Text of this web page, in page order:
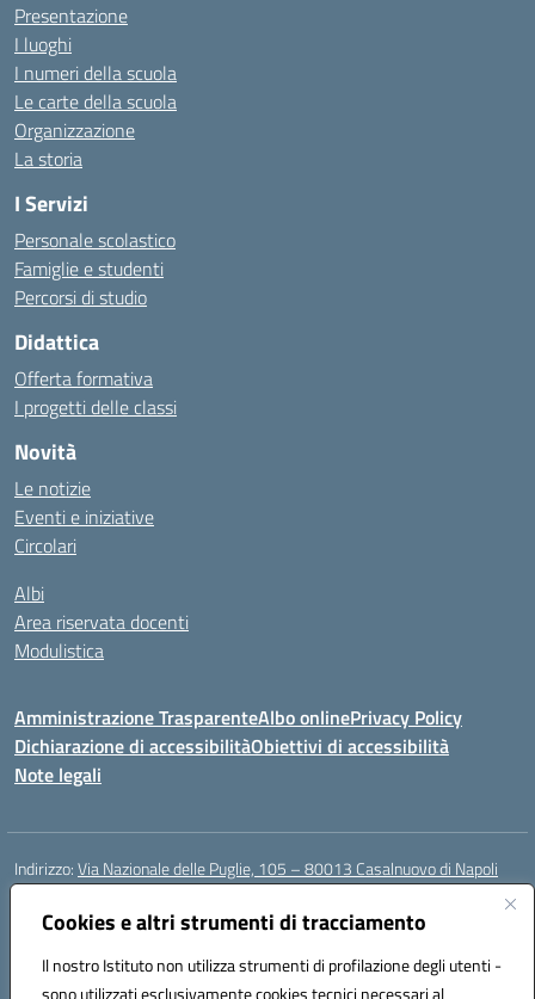
Cookies e altri strumenti di tracciamento
Il nostro Istituto non utilizza strumenti di profilazione degli utenti -
sono utilizzati esclusivamente cookies tecnici necessari al
Presentazione
I luoghi
I numeri della scuola
Le carte della scuola
Organizzazione
La storia
I Servizi
Personale scolastico
Famiglie e studenti
Percorsi di studio
Didattica
Offerta formativa
I progetti delle classi
Novità
Le notizie
Eventi e iniziative
Circolari
Albi
Area riservata docenti
Modulistica
Amministrazione TrasparenteAlbo onlinePrivacy Policy
Dichiarazione di accessibilitàObiettivi di accessibilità
Note legali
Indirizzo:Via Nazionale delle Puglie, 105 – 80013 Casalnuovo di Napoli
Centralino:
Email:naee32300a@istruzione.it
Codice fiscale: 93007720639